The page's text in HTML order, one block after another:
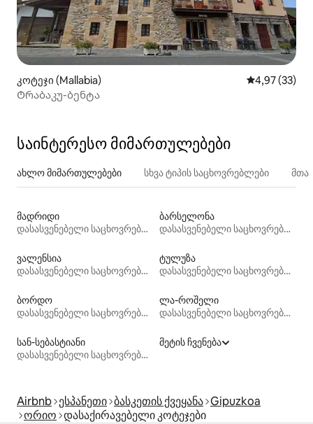
კოტეჯი (Mallabia) საშუალო
4,97 (33)
Ტრაბაკუ-ბენტა
საინტერესო მიმართულებები
ახლო მიმართულებები სხვა ტიპის საცხოვრებლები
მადრიდი
დასასვენებელი საცხოვრებლები
ბარსელონა
დასასვენებელი საცხოვრებლები
ვალენსია
დასასვენებელი საცხოვრებლები
ტულუზა
დასასვენებელი საცხოვრებლები
ბორდო
დასასვენებელი საცხოვრებლები
ლა-როშელი
დასასვენებელი საცხოვრებლები
სან-სებასტიანი
დასასვენებელი საცხოვრებლები
მეტის ჩვენება
Airbnb ესპანეთი ბასკეთის ქვეყანა Gipuzkoa
ორიო დასაქირავებელი კოტეჯები